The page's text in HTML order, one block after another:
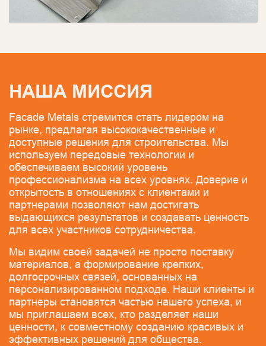
НАША МИССИЯ
Facade Metals стремится стать лидером на
рынке, предлагая высококачественные и
доступные решения для строительства. Мы
используем передовые технологии и
обеспечиваем высокий уровень
профессионализма на всех уровнях. Доверие и
открытость в отношениях с клиентами и
партнерами позволяют нам достигать
выдающихся результатов и создавать ценность
для всех участников сотрудничества.
Мы видим своей задачей не просто поставку
материалов, а формирование крепких,
долгосрочных связей, основанных на
персонализированном подходе. Наши клиенты и
партнеры становятся частью нашего успеха, и
мы приглашаем всех, кто разделяет наши
ценности, к совместному созданию красивых и
эффективных решений для общества.